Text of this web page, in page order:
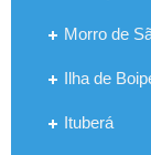
Morro de
Ilha de
Ituberá